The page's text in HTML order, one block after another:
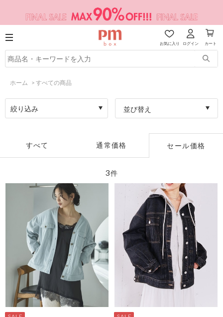
お気に入り ログイン カート
ホーム > すべての商品
絞り込み 並び替え
すべて 通常価格 セール価格
3件